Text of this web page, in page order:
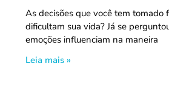
As decisões que você tem tomado
dificultam sua vida? Já se
emoções influenciam na maneira
Leia mais »